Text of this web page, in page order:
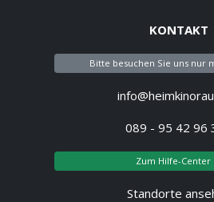
KONTAKT
Bitte besuchen Sie uns nur
089 - 95 42 96
Zum Hilfe-Center
Standorte